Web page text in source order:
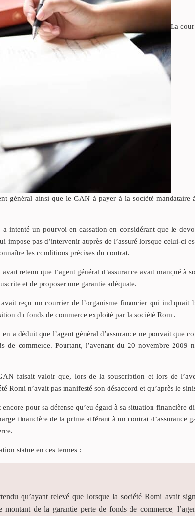
La cour
général ainsi que le GAN à payer à la société
intenté un pourvoi en cassation en considérant que le
impose pas d’intervenir auprès de l’assuré lorsque celui-ci
les conditions précises du contrat.
retenu que l’agent général d’assurance avait manqué à
et de proposer une garantie adéquate.
avait reçu un courrier de l’organisme financier qui
du fonds de commerce exploité par la société Romi.
en a déduit que l’agent général d’assurance ne pouvait que
de commerce. Pourtant, l’avenant du 20 novembre 2009
faisait valoir que, lors de la souscription et lors de
Romi n’avait pas manifesté son désaccord et qu’après le
pour sa défense qu’eu égard à sa situation financière
financière de la prime afférant à un contrat d’assurance
statue en ces termes :
qu’ayant relevé que lorsque la société Romi avait
montant de la garantie perte de fonds de commerce,